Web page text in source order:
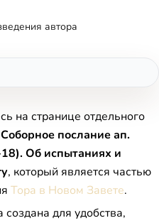
автора
на странице отдельного
Соборное послание ап.
Об испытаниях и
, который является частью
Тора в Новом Завете.
создана для удобства,